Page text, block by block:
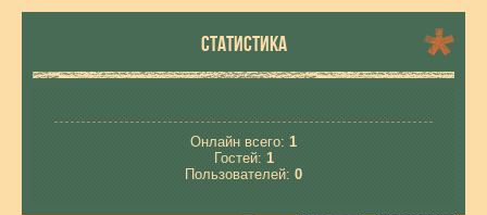
СТАТИСТИКА
Онлайн всего: 1
Гостей: 1
Пользователей: 0